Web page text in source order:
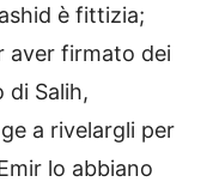
è fittizia;
aver firmato dei
di Salih,
a rivelargli per
lo abbiano